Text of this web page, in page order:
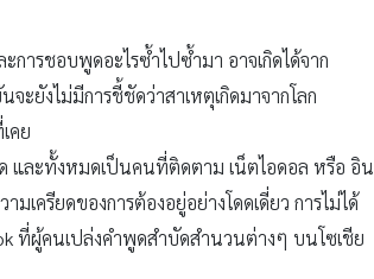
ารชอบพูดอะไรซ้ำไปซ้ำมา อาจเกิดได้จาก
ะยังไม่มีการชี้ชัดว่าสาเหตุเกิดมาจากโลก
คย
และทั้งหมดเป็นคนที่ติดตาม เน็ตไอดอล หรือ อิน
เครียดของการต้องอยู่อย่างโดดเดี่ยว การไม่ได้
ที่ผู้คนเปล่งคำพูดสำบัดสำนวนต่างๆ บนโซเชีย